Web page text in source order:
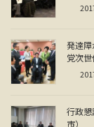
発達
党次
行政
市）